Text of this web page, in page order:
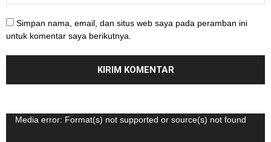
Simpan nama, email, dan situs web saya pada peramban ini
untuk komentar saya berikutnya.
Pemutar
Media error: Format(s) not supported or source(s) not found